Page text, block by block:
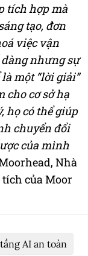
tích hợp mà
tạo, đơn
việc vận
nhưng sự
một “lời giải”
cho cơ sở hạ
họ có thể giúp
chuyển đổi
của mình
Nhà
tích của Moor
AI an toàn